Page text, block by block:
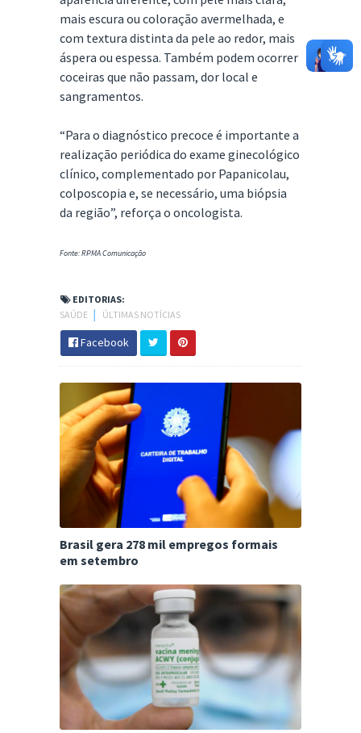
mais escura ou coloração avermelhada, e
com textura distinta da pele ao redor, mais
áspera ou espessa. Também podem ocorrer
coceiras que não passam, dor local e
sangramentos.
“Para o diagnóstico precoce é importante a
realização periódica do exame ginecológico
clínico, complementado por Papanicolau,
colposcopia e, se necessário, uma biópsia
da região”, reforça o oncologista.
Fonte: RPMA Comunicação
EDITORIAS:
SAÚDE
ÚLTIMAS NOTÍCIAS
Facebook
Brasil gera 278 mil empregos formais
em setembro